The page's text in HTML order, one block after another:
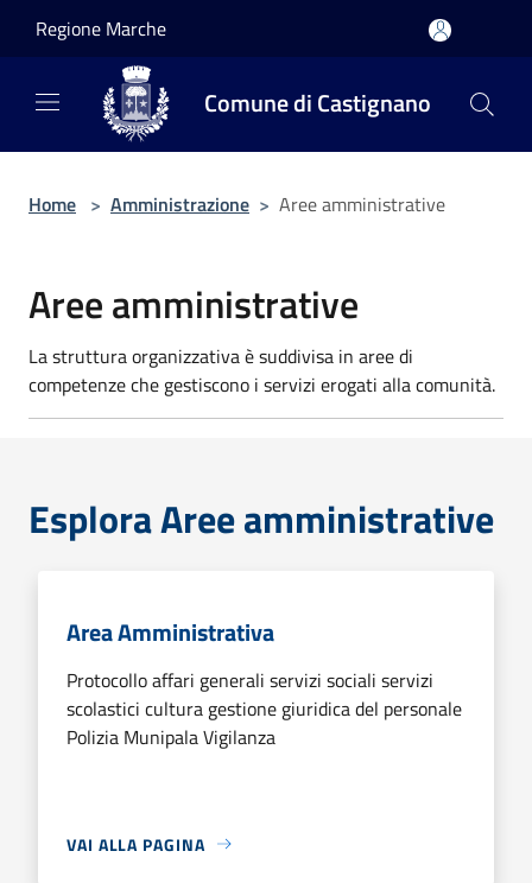
Regione Marche
Comune di Castignano
Home > Amministrazione > Aree amministrative
Aree amministrative
La struttura organizzativa è suddivisa in aree di
competenze che gestiscono i servizi erogati alla comunità.
Esplora Aree amministrative
Area Amministrativa
Protocollo affari generali servizi sociali servizi
scolastici cultura gestione giuridica del personale
Polizia Munipala Vigilanza
VAI ALLA PAGINA